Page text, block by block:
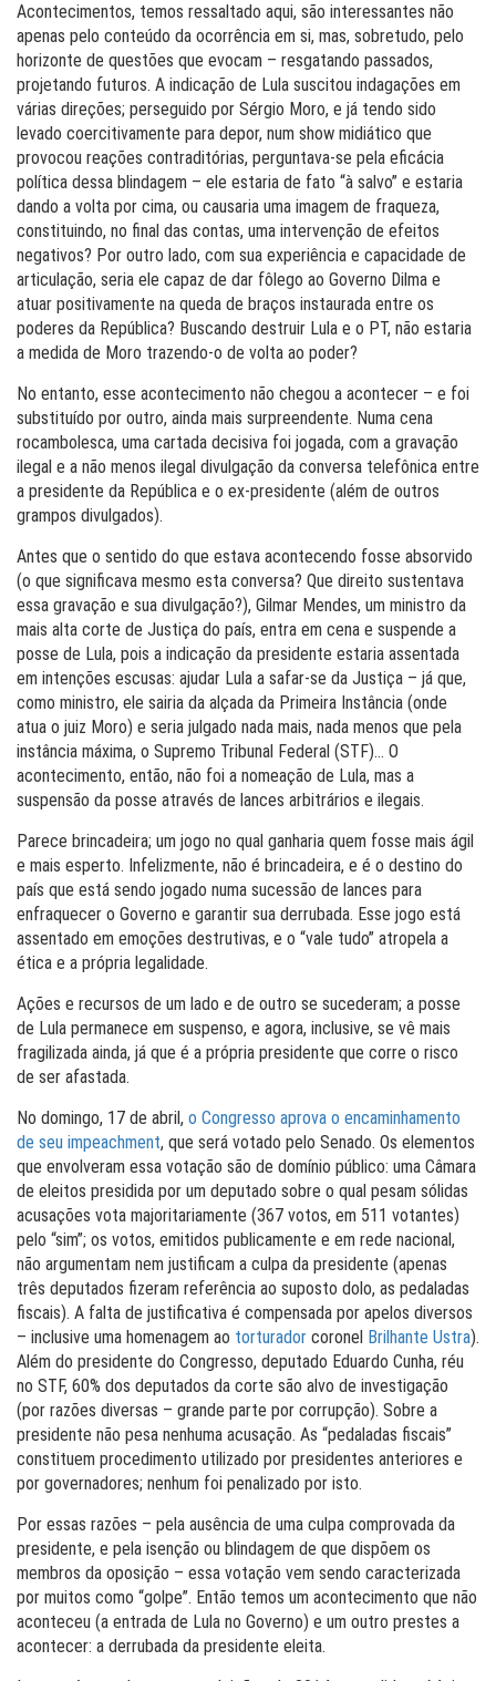
Acontecimentos, temos ressaltado aqui, são interessantes não
apenas pelo conteúdo da ocorrência em si, mas, sobretudo, pelo
horizonte de questões que evocam – resgatando passados,
projetando futuros. A indicação de Lula suscitou indagações em
várias direções; perseguido por Sérgio Moro, e já tendo sido
levado coercitivamente para depor, num show midiático que
provocou reações contraditórias, perguntava-se pela eficácia
política dessa blindagem – ele estaria de fato “à salvo” e estaria
dando a volta por cima, ou causaria uma imagem de fraqueza,
constituindo, no final das contas, uma intervenção de efeitos
negativos? Por outro lado, com sua experiência e capacidade de
articulação, seria ele capaz de dar fôlego ao Governo Dilma e
atuar positivamente na queda de braços instaurada entre os
poderes da República? Buscando destruir Lula e o PT, não estaria
a medida de Moro trazendo-o de volta ao poder?
No entanto, esse acontecimento não chegou a acontecer – e foi
substituído por outro, ainda mais surpreendente. Numa cena
rocambolesca, uma cartada decisiva foi jogada, com a gravação
ilegal e a não menos ilegal divulgação da conversa telefônica entre
a presidente da República e o ex-presidente (além de outros
grampos divulgados).
Antes que o sentido do que estava acontecendo fosse absorvido
(o que significava mesmo esta conversa? Que direito sustentava
essa gravação e sua divulgação?), Gilmar Mendes, um ministro da
mais alta corte de Justiça do país, entra em cena e suspende a
posse de Lula, pois a indicação da presidente estaria assentada
em intenções escusas: ajudar Lula a safar-se da Justiça – já que,
como ministro, ele sairia da alçada da Primeira Instância (onde
atua o juiz Moro) e seria julgado nada mais, nada menos que pela
instância máxima, o Supremo Tribunal Federal (STF)… O
acontecimento, então, não foi a nomeação de Lula, mas a
suspensão da posse através de lances arbitrários e ilegais.
Parece brincadeira; um jogo no qual ganharia quem fosse mais ágil
e mais esperto. Infelizmente, não é brincadeira, e é o destino do
país que está sendo jogado numa sucessão de lances para
enfraquecer o Governo e garantir sua derrubada. Esse jogo está
assentado em emoções destrutivas, e o “vale tudo” atropela a
ética e a própria legalidade.
Ações e recursos de um lado e de outro se sucederam; a posse
de Lula permanece em suspenso, e agora, inclusive, se vê mais
fragilizada ainda, já que é a própria presidente que corre o risco
de ser afastada.
No domingo, 17 de abril, o Congresso aprova o encaminhamento
de seu impeachment, que será votado pelo Senado. Os elementos
que envolveram essa votação são de domínio público: uma Câmara
de eleitos presidida por um deputado sobre o qual pesam sólidas
acusações vota majoritariamente (367 votos, em 511 votantes)
pelo “sim”; os votos, emitidos publicamente e em rede nacional,
não argumentam nem justificam a culpa da presidente (apenas
três deputados fizeram referência ao suposto dolo, as pedaladas
fiscais). A falta de justificativa é compensada por apelos diversos
– inclusive uma homenagem ao torturador coronel Brilhante Ustra).
Além do presidente do Congresso, deputado Eduardo Cunha, réu
no STF, 60% dos deputados da corte são alvo de investigação
(por razões diversas – grande parte por corrupção). Sobre a
presidente não pesa nenhuma acusação. As “pedaladas fiscais”
constituem procedimento utilizado por presidentes anteriores e
por governadores; nenhum foi penalizado por isto.
Por essas razões – pela ausência de uma culpa comprovada da
presidente, e pela isenção ou blindagem de que dispõem os
membros da oposição – essa votação vem sendo caracterizada
por muitos como “golpe”. Então temos um acontecimento que não
aconteceu (a entrada de Lula no Governo) e um outro prestes a
acontecer: a derrubada da presidente eleita.